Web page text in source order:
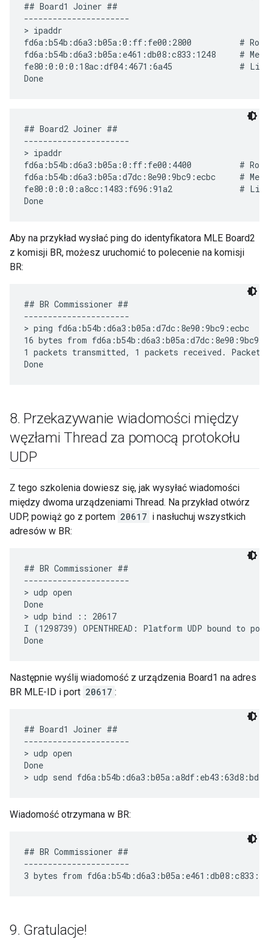
## Board1 Joiner ##
----------------------
> ipaddr
fd6a:b54b:d6a3:b05a:0:ff:fe00:2800          #
fd6a:b54b:d6a3:b05a:e461:db08:c833:1248     #
fe80:0:0:0:18ac:df04:4671:6a45              #
## Board2 Joiner ##
----------------------
> ipaddr
fd6a:b54b:d6a3:b05a:0:ff:fe00:4400          #
fd6a:b54b:d6a3:b05a:d7dc:8e90:9bc9:ecbc     #
fe80:0:0:0:a8cc:1483:f696:91a2              #
Aby na przykład wysłać ping do identyfikatora MLE Board2
z komisji BR, możesz uruchomić to polecenie na komisji
BR:
## BR Commissioner ##
----------------------
> ping fd6a:b54b:d6a3:b05a:d7dc:8e90:9bc9:ecbc
16 bytes from
1 packets transmitted, 1 packets received. Packet
8. Przekazywanie wiadomości między
węzłami Thread za pomocą protokołu
UDP
Z tego szkolenia dowiesz się, jak wysyłać wiadomości
między dwoma urządzeniami Thread. Na przykład otwórz
UDP, powiąż go z portem 20617 i nasłuchuj wszystkich
adresów w BR:
## BR Commissioner ##
----------------------
> udp open
Done
> udp bind :: 20617
I (1298739) OPENTHREAD: Platform UDP bound to
Następnie wyślij wiadomość z urządzenia Board1 na adres
BR MLE-ID i port 20617 :
## Board1 Joiner ##
----------------------
> udp open
Done
Wiadomość otrzymana w BR:
## BR Commissioner ##
----------------------
9. Gratulacje!